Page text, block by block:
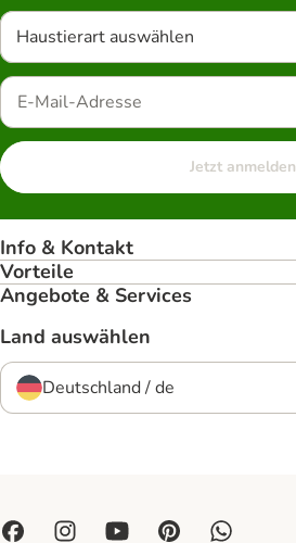
Haustierart auswählen
Jetzt anmelden
Info & Kontakt
Vorteile
Angebote & Services
Land auswählen
Deutschland / de